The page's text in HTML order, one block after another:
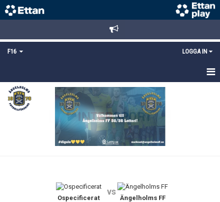
F16 LOGGA IN
HEM
NYHETER
Ospecificerat
vs
Ängelholms FF